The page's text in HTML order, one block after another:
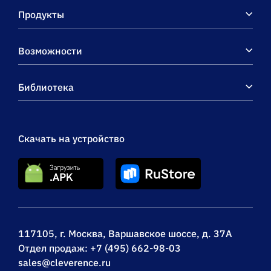
117105, г. Москва, Варшавское шоссе, д. 37А
Отдел продаж: +7 (495) 662-98-03
sales@cleverence.ru
Скачать на устройство
Продукты
Возможности
Библиотека